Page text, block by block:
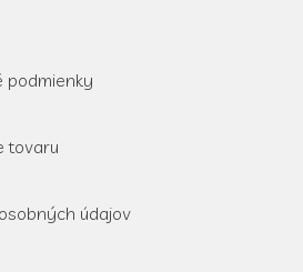
podmienky
tovaru
údajov